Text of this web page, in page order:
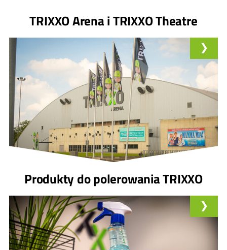
TRIXXO Arena i TRIXXO Theatre
Produkty do polerowania TRIXXO